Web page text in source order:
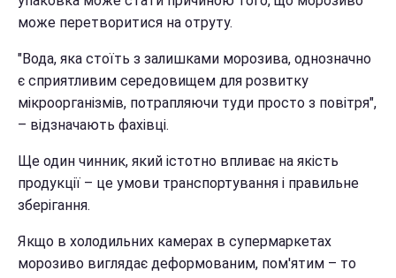
може перетворитися на отруту.
"Вода, яка стоїть з залишками морозива, однозначно
є сприятливим середовищем для розвитку
мікроорганізмів, потрапляючи туди просто з повітря",
– відзначають фахівці.
Ще один чинник, який істотно впливає на якість
продукції – це умови транспортування і правильне
зберігання.
Якщо в холодильних камерах в супермаркетах
морозиво виглядає деформованим, пом'ятим – то